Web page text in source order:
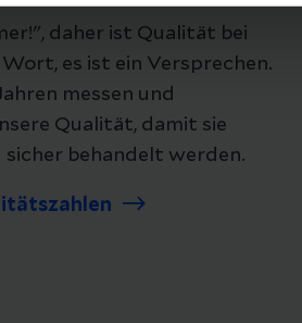
daher ist Qualität bei
es ist ein Versprechen.
messen und
Qualität, damit sie
sicher behandelt werden.